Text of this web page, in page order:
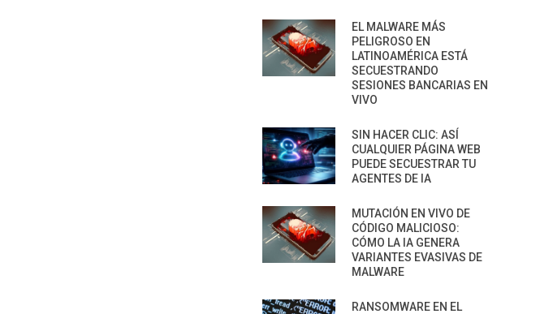
EL MALWARE MÁS
PELIGROSO EN
LATINOAMÉRICA ESTÁ
SECUESTRANDO
SESIONES BANCARIAS EN
VIVO
SIN HACER CLIC: ASÍ
CUALQUIER PÁGINA WEB
PUEDE SECUESTRAR TU
AGENTES DE IA
MUTACIÓN EN VIVO DE
CÓDIGO MALICIOSO:
CÓMO LA IA GENERA
VARIANTES EVASIVAS DE
MALWARE
RANSOMWARE EN EL